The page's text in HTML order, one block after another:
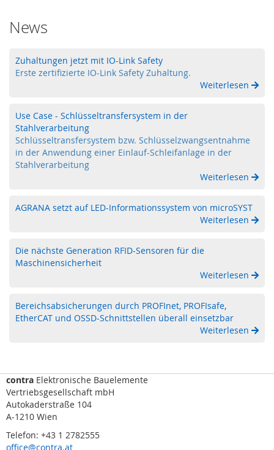
e
r
i
e
l
u
n
g
R
D
c
h
s
e
n
s
f
e
s
News
Zuhaltungen jetzt mit IO-Link Safety
Erste zertifizierte IO-Link Safety Zuhaltung.
Weiterlesen
Use Case - Schlüsseltransfersystem in der
Stahlverarbeitung
Schlüsseltransfersystem bzw. Schlüsselzwangsentnahme
in der Anwendung einer Einlauf-Schleifanlage in der
Stahlverarbeitung
Weiterlesen
AGRANA setzt auf LED-Informationssystem von microSYST
Weiterlesen
Die nächste Generation RFID-Sensoren für die
Maschinensicherheit
Weiterlesen
Bereichsabsicherungen durch PROFInet, PROFIsafe,
EtherCAT und OSSD-Schnittstellen überall einsetzbar
Weiterlesen
contra Elektronische Bauelemente
Vertriebsgesellschaft mbH
Autokaderstraße 104
A-1210 Wien
Telefon: +43 1 2782555
office@contra.at